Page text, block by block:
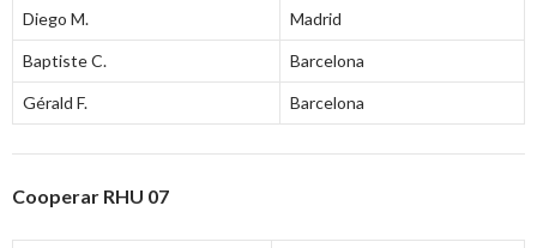
Diego M. Madrid
Baptiste C. Barcelona
Gérald F. Barcelona
Cooperar RHU 07